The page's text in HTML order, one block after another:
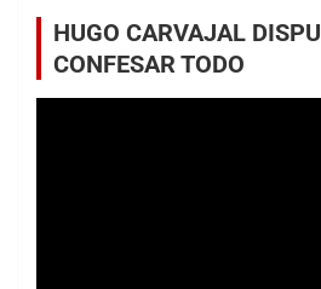
HUGO CARVAJAL
CONFESAR TODO